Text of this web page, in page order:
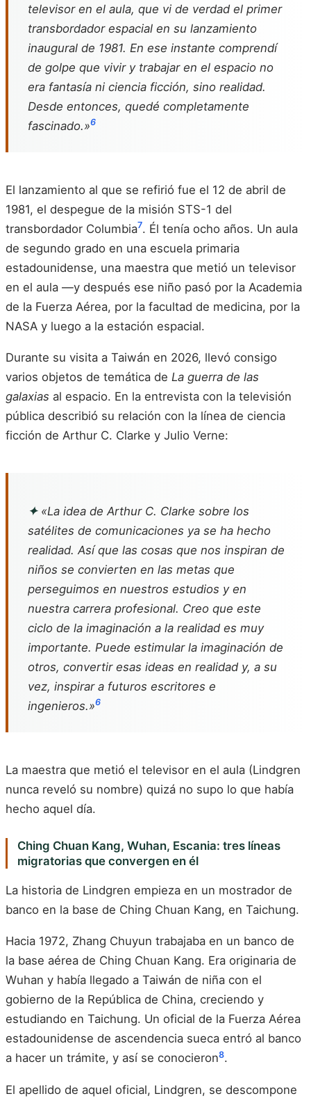
televisor en el aula, que vi de verdad el primer
transbordador espacial en su lanzamiento
inaugural de 1981. En ese instante comprendí
de golpe que vivir y trabajar en el espacio no
era fantasía ni ciencia ficción, sino realidad.
Desde entonces, quedé completamente
fascinado.»6
El lanzamiento al que se refirió fue el 12 de abril de
1981, el despegue de la misión STS-1 del
transbordador Columbia7. Él tenía ocho años. Un aula
de segundo grado en una escuela primaria
estadounidense, una maestra que metió un televisor
en el aula —y después ese niño pasó por la Academia
de la Fuerza Aérea, por la facultad de medicina, por la
NASA y luego a la estación espacial.
Durante su visita a Taiwán en 2026, llevó consigo
varios objetos de temática de La guerra de las
galaxias al espacio. En la entrevista con la televisión
pública describió su relación con la línea de ciencia
ficción de Arthur C. Clarke y Julio Verne:
✦«La idea de Arthur C. Clarke sobre los
satélites de comunicaciones ya se ha hecho
realidad. Así que las cosas que nos inspiran de
niños se convierten en las metas que
perseguimos en nuestros estudios y en
nuestra carrera profesional. Creo que este
ciclo de la imaginación a la realidad es muy
importante. Puede estimular la imaginación de
otros, convertir esas ideas en realidad y, a su
vez, inspirar a futuros escritores e
ingenieros.»6
La maestra que metió el televisor en el aula (Lindgren
nunca reveló su nombre) quizá no supo lo que había
hecho aquel día.
Ching Chuan Kang, Wuhan, Escania: tres líneas
migratorias que convergen en él
La historia de Lindgren empieza en un mostrador de
banco en la base de Ching Chuan Kang, en Taichung.
Hacia 1972, Zhang Chuyun trabajaba en un banco de
la base aérea de Ching Chuan Kang. Era originaria de
Wuhan y había llegado a Taiwán de niña con el
gobierno de la República de China, creciendo y
estudiando en Taichung. Un oficial de la Fuerza Aérea
estadounidense de ascendencia sueca entró al banco
a hacer un trámite, y así se conocieron8.
El apellido de aquel oficial, Lindgren, se descompone